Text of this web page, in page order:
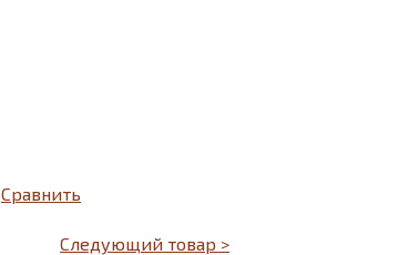
Сравнить
Следующий товар >